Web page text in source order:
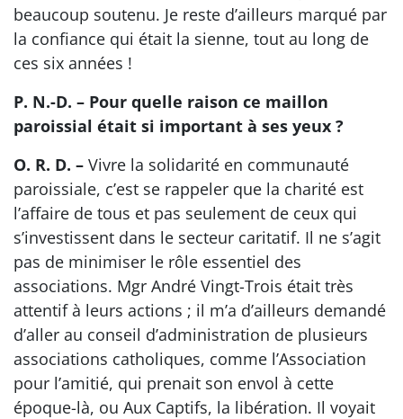
beaucoup soutenu. Je reste d’ailleurs marqué par
la confiance qui était la sienne, tout au long de
ces six années !
P. N.-D. – Pour quelle raison ce maillon
paroissial était si important à ses yeux ?
O. R. D. – Vivre la solidarité en communauté
paroissiale, c’est se rappeler que la charité est
l’affaire de tous et pas seulement de ceux qui
s’investissent dans le secteur caritatif. Il ne s’agit
pas de minimiser le rôle essentiel des
associations. Mgr André Vingt-Trois était très
attentif à leurs actions ; il m’a d’ailleurs demandé
d’aller au conseil d’administration de plusieurs
associations catholiques, comme l’Association
pour l’amitié, qui prenait son envol à cette
époque-là, ou Aux Captifs, la libération. Il voyait